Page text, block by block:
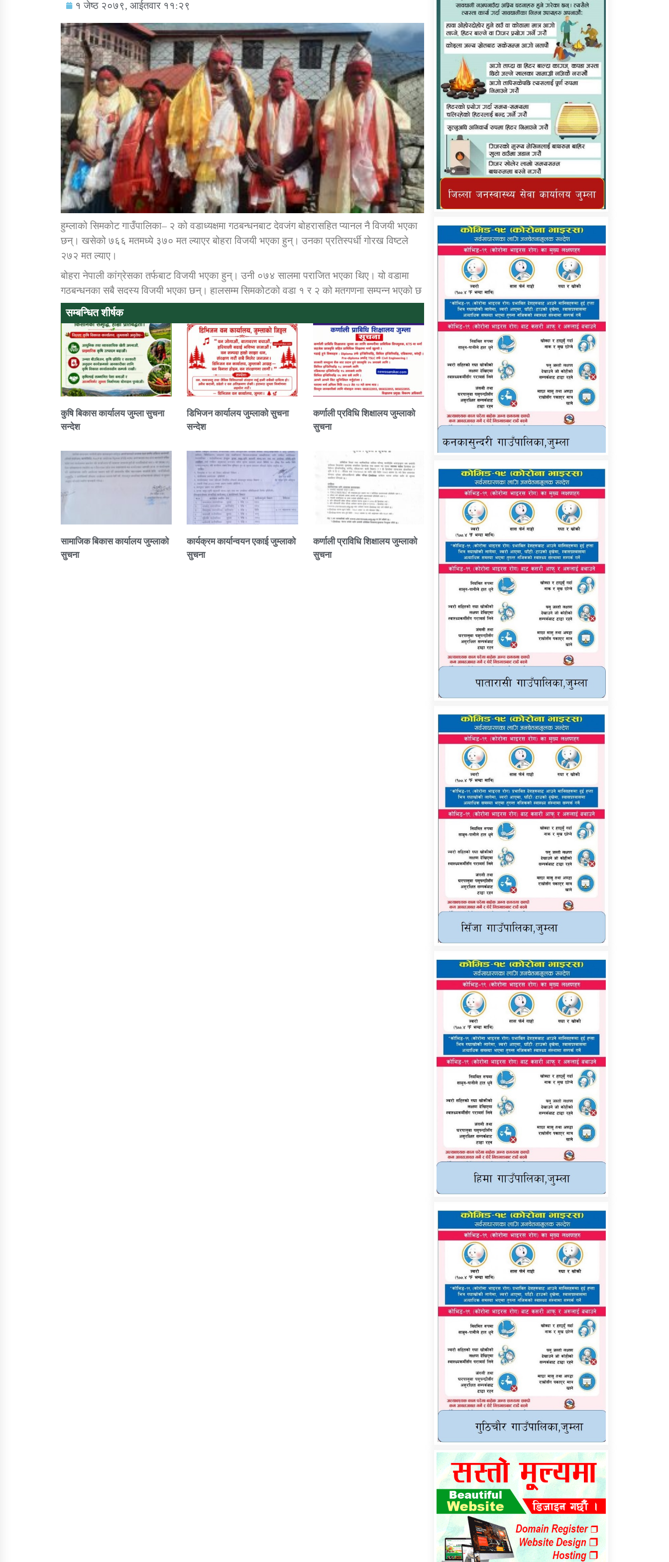
सामाजिक बिकास कार्यालय जुम्लाकाे सुचना कार्यक्रम कार्यान्वयन एकाई जुम्लाको सुचना कर्णाली प्राविधि शिक्षालय जुम्लाको सुचना
तातोपानी गाउँपालिकाको न्यायिक समिति सम्बन्धी
सन्देश
तातोपानी गाउँपालिका जुम्लाको महिला तथा
लैङ्गिक हिंसा सम्बन्धी सूचना सन्देश
तातोपानी गाउँपालिका जुम्लाको महिनावारी
तातोपानी गाउँपालिका जुम्लाको बालविवाह सन्देश तातोपानी गाउँपालिका जुम्लाको सूचना
१ जेष्ठ २०७९, आईतवार ११:२९
हुम्लाको सिमकोट गाउँपालिका– २ को वडाध्यक्षमा गठबन्धनबाट देवजंग बोहरासहित प्यानल नै विजयी भएका
छन्। खसेको ७६६ मतमध्ये ३७० मत ल्याएर बोहरा विजयी भएका हुन्। उनका प्रतिस्पर्धी गोरख विष्टले
२७२ मत ल्याए।
बोहरा नेपाली कांग्रेसका तर्फबाट विजयी भएका हुन्। उनी ०७४ सालमा पराजित भएका थिए। यो वडामा
गठबन्धनका सबै सदस्य विजयी भएका छन्। हालसम्म सिमकोटको वडा १ र २ को मतगणना सम्पन्न भएको छ
सम्बन्धित शीर्षक
कुषि बिकास कार्यालय जुम्ला सुचना
सन्देश
डिभिजन कार्यालय जुम्लाको सुचना
सन्देश
कर्णाली प्रविधि शिक्षालय जुम्लाको
सुचना
सामाजिक बिकास कार्यालय जुम्लाकाे
सुचना
कार्यक्रम कार्यान्वयन एकाई जुम्लाको
सुचना
कर्णाली प्राविधि शिक्षालय जुम्लाको
सुचना